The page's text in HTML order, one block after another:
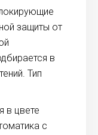
защиты от
в
Тип
в цвете
с